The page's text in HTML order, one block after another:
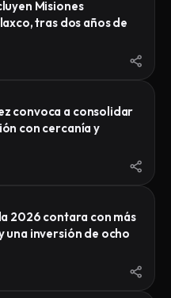
Misiones
tras dos años de
convoca a consolidar
con cercanía y
2026 contara con más
una inversión de ocho